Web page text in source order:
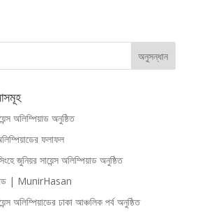
অলিম্পিয়াড অনুষ্ঠিত
ফলাফল
জুনিয়র সায়েন্স অলিম্পিয়াড অনুষ্ঠিত
| MunirHasan
অলিম্পিয়াডের ঢাকা আঞ্চলিক পর্ব অনুষ্ঠিত